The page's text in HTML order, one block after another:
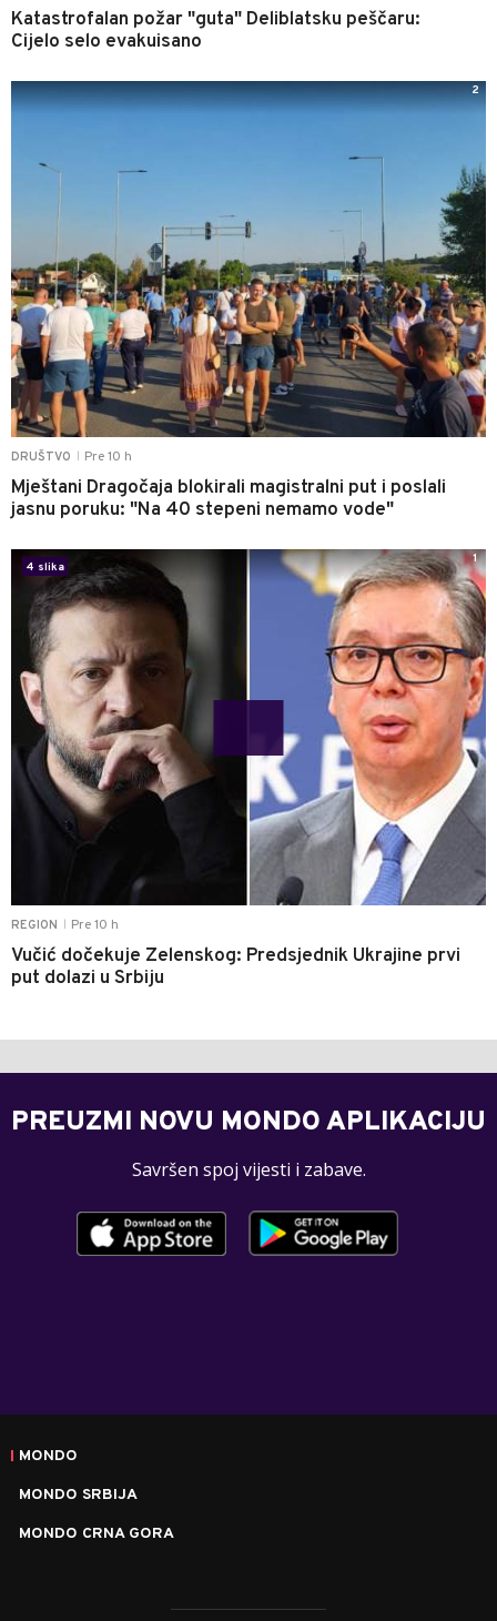
Katastrofalan požar "guta" Deliblatsku peščaru:
Cijelo selo evakuisano
DRUŠTVO Pre 10 h
Mještani Dragočaja blokirali magistralni put i poslali
jasnu poruku: "Na 40 stepeni nemamo vode"
2
REGION Pre 10 h
Vučić dočekuje Zelenskog: Predsjednik Ukrajine prvi
put dolazi u Srbiju
4 slika
1
PREUZMI NOVU MONDO APLIKACIJU
Savršen spoj vijesti i zabave.
MONDO
MONDO SRBIJA
MONDO CRNA GORA